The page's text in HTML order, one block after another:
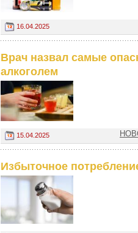
16.04.2025
Врач назвал самые
алкоголем
15.04.2025
Избыточное